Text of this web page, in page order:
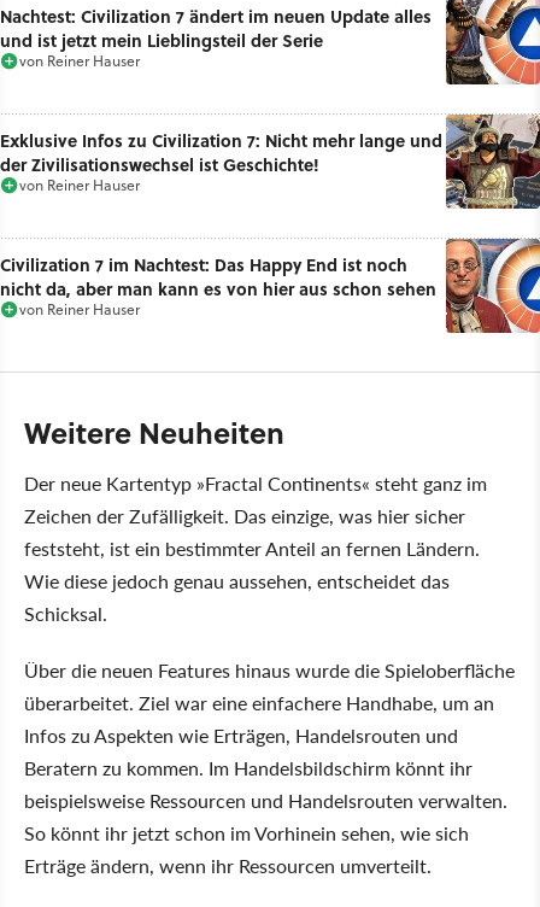
Nachtest: Civilization 7 ändert im neuen Update alles
und ist jetzt mein Lieblingsteil der Serie
von Reiner Hauser
Exklusive Infos zu Civilization 7: Nicht mehr lange und
der Zivilisationswechsel ist Geschichte!
von Reiner Hauser
Civilization 7 im Nachtest: Das Happy End ist noch
nicht da, aber man kann es von hier aus schon sehen
von Reiner Hauser
Weitere Neuheiten
Der neue Kartentyp »Fractal Continents« steht ganz im
Zeichen der Zufälligkeit. Das einzige, was hier sicher
feststeht, ist ein bestimmter Anteil an fernen Ländern.
Wie diese jedoch genau aussehen, entscheidet das
Schicksal.
Über die neuen Features hinaus wurde die Spieloberfläche
überarbeitet. Ziel war eine einfachere Handhabe, um an
Infos zu Aspekten wie Erträgen, Handelsrouten und
Beratern zu kommen. Im Handelsbildschirm könnt ihr
beispielsweise Ressourcen und Handelsrouten verwalten.
So könnt ihr jetzt schon im Vorhinein sehen, wie sich
Erträge ändern, wenn ihr Ressourcen umverteilt.